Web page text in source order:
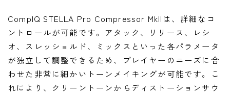
CompIQ STELLA Pro Compressor MkIIは、詳細なコ
ントロールが可能です。アタック、リリース、レシ
オ、スレッショルド、ミックスといった各パラメータ
が独立して調整できるため、プレイヤーのニーズに合
わせた非常に細かいトーンメイキングが可能です。こ
れにより、クリーントーンからディストーションサウ